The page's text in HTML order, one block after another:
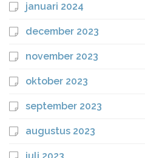
januari 2024
december 2023
november 2023
oktober 2023
september 2023
augustus 2023